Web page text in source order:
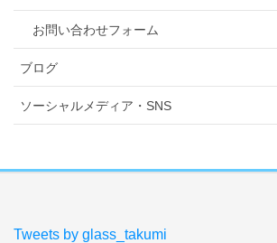
お問い合わせフォーム
ブログ
ソーシャルメディア・SNS
Tweets by glass_takumi